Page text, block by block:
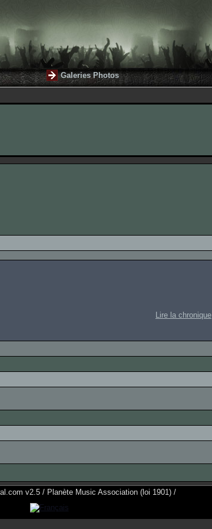
Galeries Photos
Lire la chronique
v2.5 / Planète Music Association (loi 1901) /